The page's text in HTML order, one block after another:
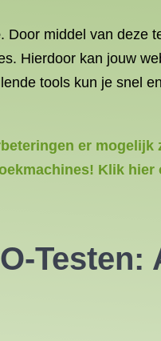
. Door middel van deze
Hierdoor kan jouw
tools kun je snel
er
Klik hier